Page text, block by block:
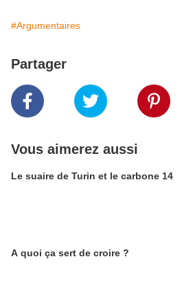
#Argumentaires
Partager
Vous aimerez aussi
Le suaire de Turin et le carbone 14
A quoi ça sert de croire ?